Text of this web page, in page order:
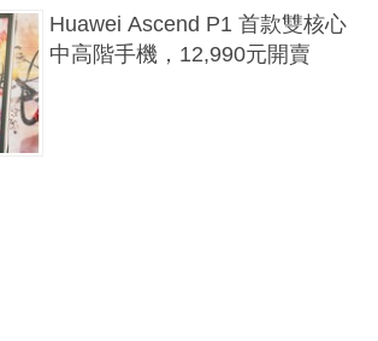
Huawei Ascend P1 首款雙核心
中高階手機，12,990元開賣